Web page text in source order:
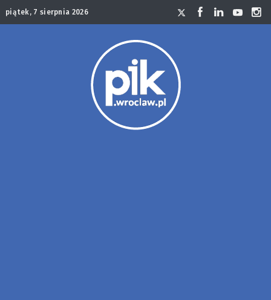
piątek, 7 sierpnia 2026